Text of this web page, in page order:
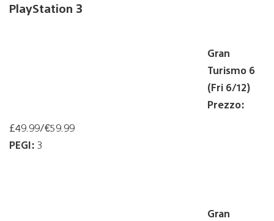
PlayStation 3
Gran
Turismo 6
(Fri 6/12)
Prezzo:
£49.99/€59.99
PEGI: 3
Gran